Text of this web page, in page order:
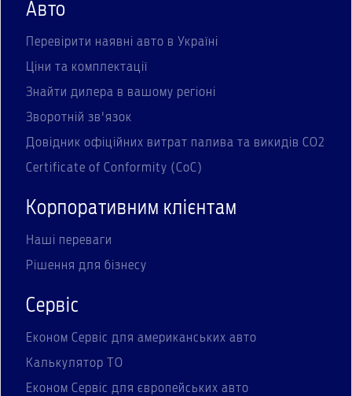
Авто
Перевірити наявні авто в Україні
Ціни та комплектації
Знайти дилера в вашому регіоні
Зворотній зв'язок
Довідник офіційних витрат палива та викидів СО2
Certificate of Conformity (CoC)
Корпоративним клієнтам
Наші переваги
Рішення для бізнесу
Сервіс
Економ Сервіс для американських авто
Калькулятор ТО
Економ Сервіс для європейських авто